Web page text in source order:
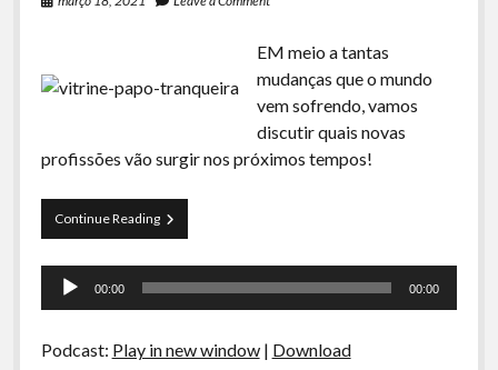
EM meio a tantas
mudanças que o mundo
vem sofrendo, vamos
discutir quais novas
profissões vão surgir nos próximos tempos!
Continue ReadingPapo
Tranqueira
Profissões
Tocador
00:00 00:00
Podcast: Play in new window| Download